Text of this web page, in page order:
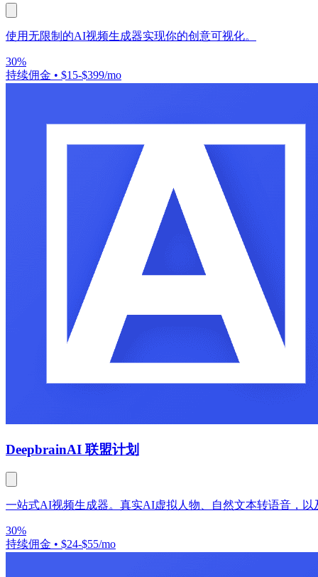
使用无限制的AI视频生成器实现你的创意可视化。
30%
持续佣金 • $15-$399/mo
DeepbrainAI 联盟计划
一站式AI视频生成器。真实AI虚拟人物、自然文本转语音，
30%
持续佣金 • $24-$55/mo